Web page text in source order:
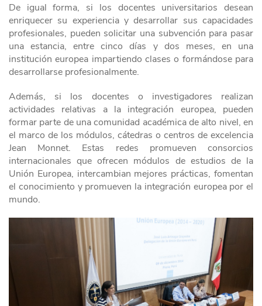
De igual forma, si los docentes universitarios desean
enriquecer su experiencia y desarrollar sus capacidades
profesionales, pueden solicitar una subvención para pasar
una estancia, entre cinco días y dos meses, en una
institución europea impartiendo clases o formándose para
desarrollarse profesionalmente.
Además, si los docentes o investigadores realizan
actividades relativas a la integración europea, pueden
formar parte de una comunidad académica de alto nivel, en
el marco de los módulos, cátedras o centros de excelencia
Jean Monnet. Estas redes promueven consorcios
internacionales que ofrecen módulos de estudios de la
Unión Europea, intercambian mejores prácticas, fomentan
el conocimiento y promueven la integración europea por el
mundo.